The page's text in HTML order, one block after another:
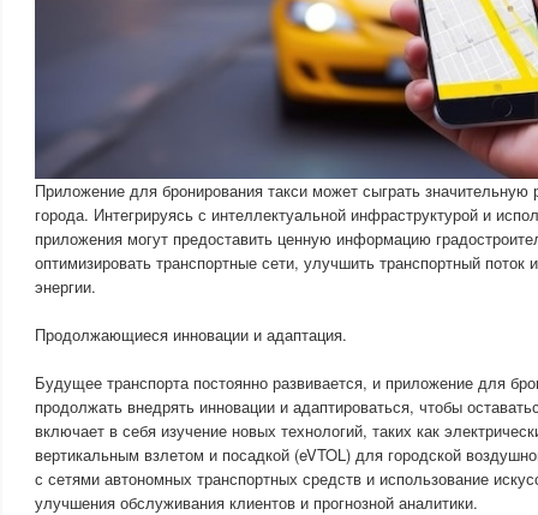
Приложение для бронирования такси может сыграть значительную
города. Интегрируясь с интеллектуальной инфраструктурой и
приложения могут предоставить ценную информацию
оптимизировать транспортные сети, улучшить транспортный поток
энергии.
Продолжающиеся инновации и адаптация.
Будущее транспорта постоянно развивается, и приложение для
продолжать внедрять инновации и адаптироваться, чтобы
включает в себя изучение новых технологий, таких как
вертикальным взлетом и посадкой (eVTOL) для городской
с сетями автономных транспортных средств и использование
улучшения обслуживания клиентов и прогнозной аналитики.